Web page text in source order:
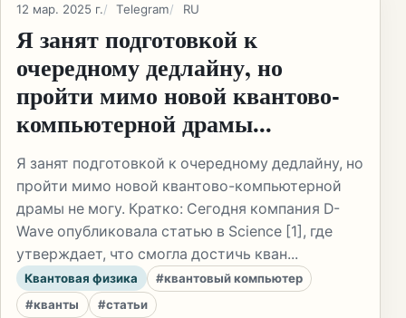
12 мар. 2025 г. Telegram RU
Я занят подготовкой к
очередному дедлайну, но
пройти мимо новой квантово-
компьютерной драмы...
Я занят подготовкой к очередному дедлайну, но
пройти мимо новой квантово-компьютерной
драмы не могу. Кратко: Сегодня компания D-
Wave опубликовала статью в Science [1], где
утверждает, что смогла достичь кван...
Квантовая физика
#квантовый компьютер
#кванты
#статьи